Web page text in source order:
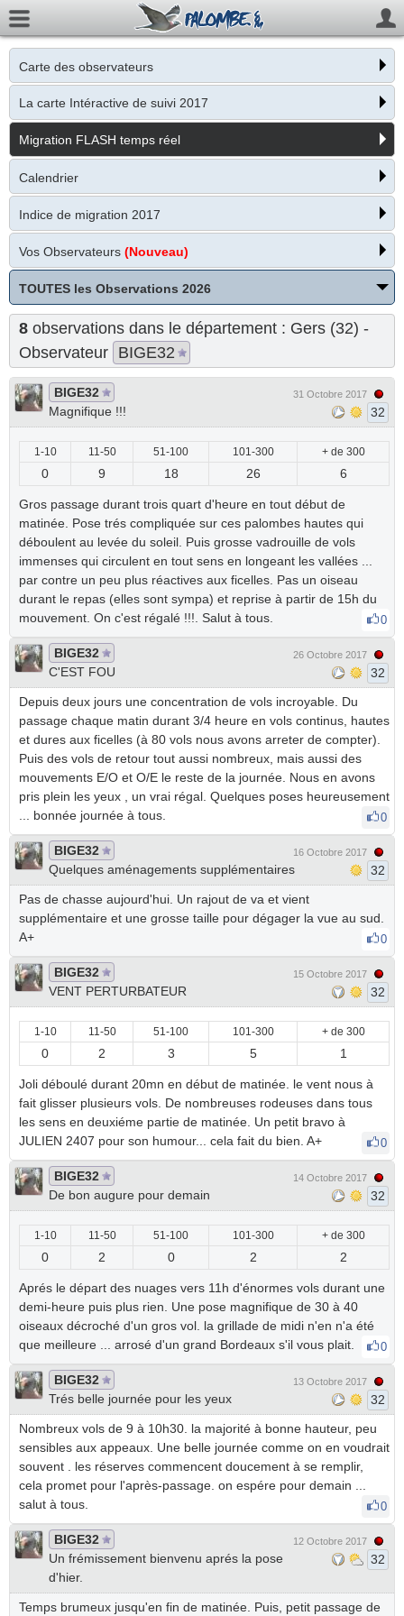
Carte des observateurs
La carte Intéractive de suivi 2017
Migration FLASH temps réel
Calendrier
Indice de migration 2017
Vos Observateurs (Nouveau)
TOUTES les Observations 2026
8 observations dans le département : Gers (32) -
Observateur BIGE32
BIGE32
Magnifique !!!
31 Octobre 2017
32
1-10 11-50 51-100 101-300 + de 300
0 9 18 26 6
Gros passage durant trois quart d'heure en tout début de
matinée. Pose trés compliquée sur ces palombes hautes qui
déboulent au levée du soleil. Puis grosse vadrouille de vols
immenses qui circulent en tout sens en longeant les vallées ...
par contre un peu plus réactives aux ficelles. Pas un oiseau
durant le repas (elles sont sympa) et reprise à partir de 15h du
mouvement. On c'est régalé !!!. Salut à tous.
0
BIGE32
C'EST FOU
26 Octobre 2017
32
Depuis deux jours une concentration de vols incroyable. Du
passage chaque matin durant 3/4 heure en vols continus, hautes
et dures aux ficelles (à 80 vols nous avons arreter de compter).
Puis des vols de retour tout aussi nombreux, mais aussi des
mouvements E/O et O/E le reste de la journée. Nous en avons
pris plein les yeux , un vrai régal. Quelques poses heureusement
... bonnée journée à tous.
0
BIGE32
Quelques aménagements supplémentaires
16 Octobre 2017
32
Pas de chasse aujourd'hui. Un rajout de va et vient
supplémentaire et une grosse taille pour dégager la vue au sud.
A+
0
BIGE32
VENT PERTURBATEUR
15 Octobre 2017
32
1-10 11-50 51-100 101-300 + de 300
0 2 3 5 1
Joli déboulé durant 20mn en début de matinée. le vent nous à
fait glisser plusieurs vols. De nombreuses rodeuses dans tous
les sens en deuxiéme partie de matinée. Un petit bravo à
JULIEN 2407 pour son humour... cela fait du bien. A+
0
BIGE32
De bon augure pour demain
14 Octobre 2017
32
1-10 11-50 51-100 101-300 + de 300
0 2 0 2 2
Aprés le départ des nuages vers 11h d'énormes vols durant une
demi-heure puis plus rien. Une pose magnifique de 30 à 40
oiseaux décroché d'un gros vol. la grillade de midi n'en n'a été
que meilleure ... arrosé d'un grand Bordeaux s'il vous plait.
0
BIGE32
Trés belle journée pour les yeux
13 Octobre 2017
32
Nombreux vols de 9 à 10h30. la majorité à bonne hauteur, peu
sensibles aux appeaux. Une belle journée comme on en voudrait
souvent . les réserves commencent doucement à se remplir,
cela promet pour l'après-passage. on espére pour demain ...
salut à tous.
0
BIGE32
Un frémissement bienvenu aprés la pose
d'hier.
12 Octobre 2017
32
Temps brumeux jusqu'en fin de matinée. Puis, petit passage de